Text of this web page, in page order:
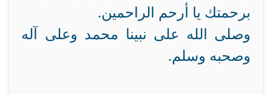
برحمتك يا أرحم الراحمين.
وصلى الله على نبينا محمد وعلى آله
وصحبه وسلم.